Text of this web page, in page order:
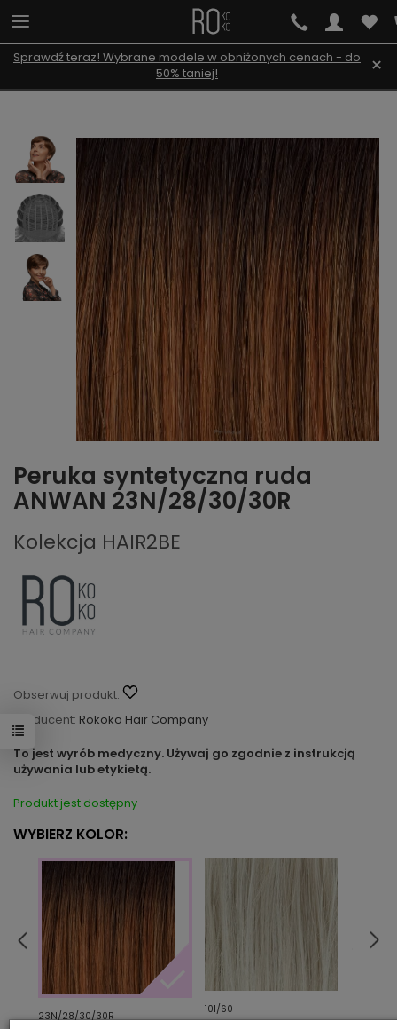
Sprawdź teraz! Wybrane modele w obniżonych cenach - do
50% taniej!
×
Peruka syntetyczna ruda
ANWAN 23N/28/30/30R
Kolekcja HAIR2BE
Obserwuj produkt:
Producent: Rokoko Hair Company
To jest wyrób medyczny. Używaj go zgodnie z instrukcją
używania lub etykietą.
Produkt jest dostępny
WYBIERZ KOLOR:
23N/28/30/30R
101/60